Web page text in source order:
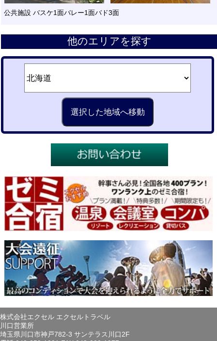
公共施設 バスケ1面バレー1面バド3面
他のエリアを探す
株式会社エクセル エクセルトラベル
川口営業所
埼玉県川口市神戸782-3 サンテラス川口2F